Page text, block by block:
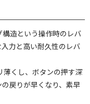
造という操作時のレバ
力と高い耐久性のレバ
薄くし、ボタンの押す深
戻りが早くなり、素早